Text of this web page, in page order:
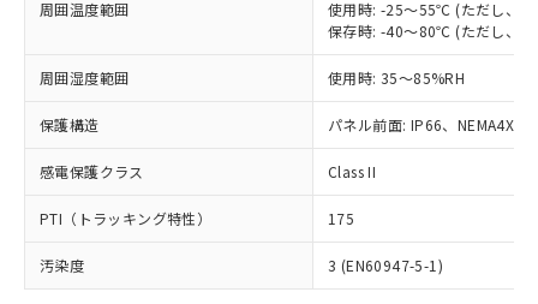
周囲温度範囲
使用時: -25～55℃ (ただし、氷
保存時: -40～80℃ (ただし、氷
周囲湿度範囲 使用時: 35～85%RH
保護構造 パネル前面: IP66、NEMA4X,
感電保護クラス Class II
PTI（トラッキング特性） 175
汚染度 3 (EN60947-5-1)
ビス）をご利用いただくには、I-Web
メンバーズにご登録されている必要が
お客様が当ウェブサイト上で当社にご
登録された部品リストについて、当社
および当社の共同利用者が、当社の製
品・サービスに関するお客様との取
引・商談に必要な範囲で利用すること
をご了承ください。
※当社の共同利用者とは、"個人情報
の「1.共同利
用者の範囲」に記載されている法人を
※3 非含有証明書ダウンロード
下記の非含有証明書をダウンロードするこ
とができます。
EU RoHS指令（10物質）の非含有証明書
51物質の非含有証明書（当社基準）
※本証明書は発行日時点で非含有を証明す
及ぼさない年数を意味します。
「－」：未確認です。当社販売部門へお問
い合わせください。
法に輸出するおそれがある場合は、取
り引きをいたしません。
白
情報を公開していない機種